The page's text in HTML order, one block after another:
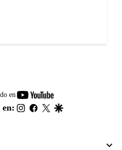
en
youtube-
footer
en: instagram
facebook
twitter